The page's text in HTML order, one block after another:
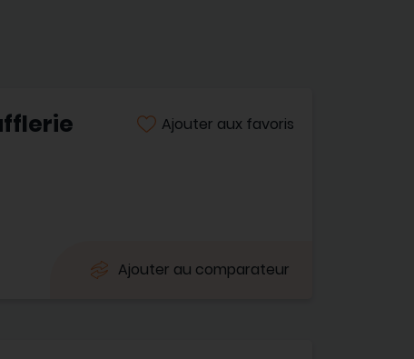
Ajouter aux favoris
Ajouter au comparateur